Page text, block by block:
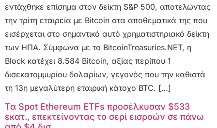
εντάχθηκε επίσημα στον δείκτη S&P 500, αποτελώντας
την τρίτη εταιρεία με Bitcoin στα αποθεματικά της που
εισέρχεται στο σημαντικό αυτό χρηματιστηριακό δείκτη
των ΗΠΑ. Σύμφωνα με το BitcoinTreasuries.NET, η
Block κατέχει 8.584 Bitcoin, αξίας περίπου 1
δισεκατομμυρίου δολαρίων, γεγονός που την καθιστά
τη 13η μεγαλύτερη εταιρική κάτοχο BTC. […]
Τα Spot Ethereum ETFs προσέλκυσαν $533
εκατ., επεκτείνοντας το σερί εισροών σε πάνω